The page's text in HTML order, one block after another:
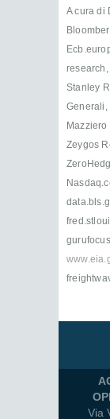
A cura di
Stanley
Generali,
Zeygos
Via